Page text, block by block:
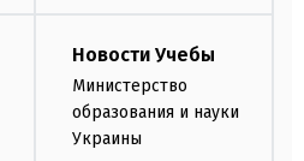
Новости Учебы
Министерство
образования и науки
Украины